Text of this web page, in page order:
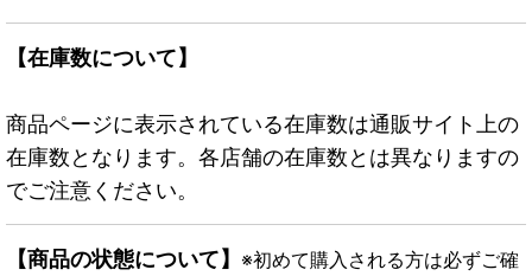
【在庫数について】
商品ページに表示されている在庫数は通販サイト上の
在庫数となります。各店舗の在庫数とは異なりますの
でご注意ください。
【商品の状態について】 ※初めて購入される方は必ずご確